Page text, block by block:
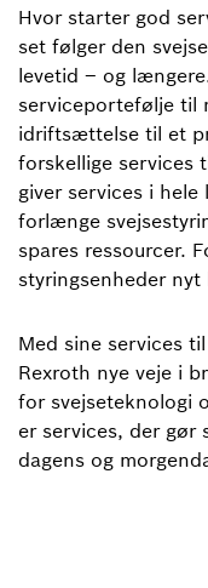
Hvor starter god
set følger den
levetid – og
serviceportefølje til
idriftsættelse til et
forskellige services
giver services i
forlænge
spares ressourcer.
styringsenheder
Med sine services
Rexroth nye veje i
for svejseteknologi
er services, der gør
dagens og